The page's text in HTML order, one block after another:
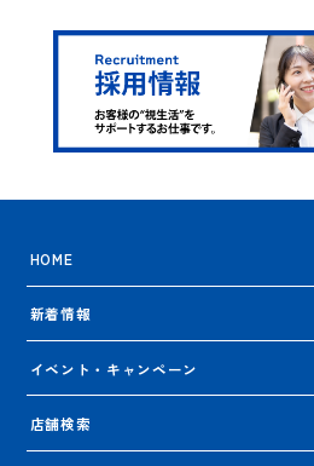
HOME
新着情報
イベント・キャンペーン
店舗検索